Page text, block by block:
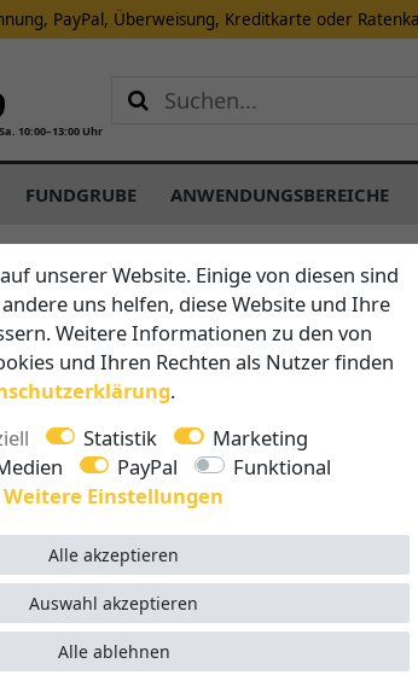
PayPal, Überweisung, Kreditkarte oder
Sa. 10:00–13:00 Uhr
FUNDGRUBE ANWENDUNGSBEREICHE
Brustor
B25 -
Vorteile auf
Breite
Ausfall
kompakter
Wählen
optionale
Auf
unserer Website. Einige von diesen sind
uns helfen, diese Website und Ihre
Weitere Informationen zu den von
und Ihren Rechten als Nutzer finden
.
Statistik
Marketing
PayPal
Funktional
Weitere Einstellungen
Alle akzeptieren
Alle ablehnen
Auswahl akzeptieren